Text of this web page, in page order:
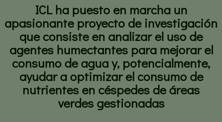
ICL ha puesto en marcha un
apasionante proyecto de investigación
que consiste en analizar el uso de
agentes humectantes para mejorar el
consumo de agua y, potencialmente,
ayudar a optimizar el consumo de
nutrientes en céspedes de áreas
verdes gestionadas